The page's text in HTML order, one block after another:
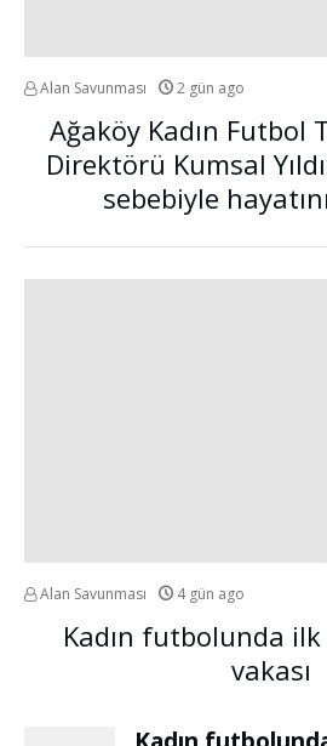
Alan Savunması 2 gün ago
Ağaköy Kadın Futbol
Direktörü Kumsal
sebebiyle
Alan Savunması 4 gün ago
Kadın futbolunda
vakası